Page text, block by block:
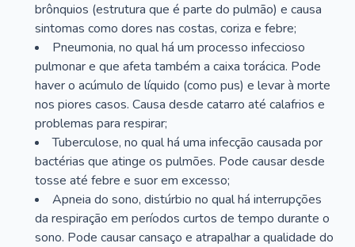
brônquios (estrutura que é parte do pulmão) e causa
sintomas como dores nas costas, coriza e febre;
Pneumonia, no qual há um processo infeccioso
pulmonar e que afeta também a caixa torácica. Pode
haver o acúmulo de líquido (como pus) e levar à morte
nos piores casos. Causa desde catarro até calafrios e
problemas para respirar;
Tuberculose, no qual há uma infecção causada por
bactérias que atinge os pulmões. Pode causar desde
tosse até febre e suor em excesso;
Apneia do sono, distúrbio no qual há interrupções
da respiração em períodos curtos de tempo durante o
sono. Pode causar cansaço e atrapalhar a qualidade do